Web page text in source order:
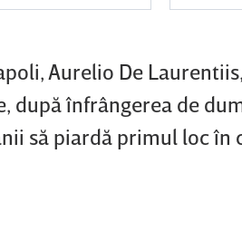
Aurelio De
după înfrângerea de
să piardă primul loc în